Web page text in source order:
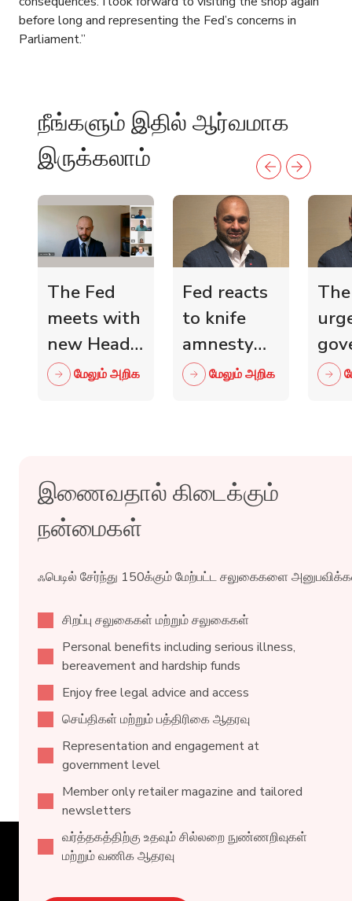
before long and representing the Fed’s concerns in
Parliament.”
நீங்களும் இதில் ஆர்வமாக
இருக்கலாம்
The Fed
meets with
new Head
of Scottish
மேலும் அறிக
Fed reacts
to knife
amnesty
and knife
மேலும் அறிக
இணைவதால் கிடைக்கும்
நன்மைகள்
ஃபெடில் சேர்ந்து 150க்கும் மேற்பட்ட சலுகைகளை
சிறப்பு சலுகைகள் மற்றும் சலுகைகள்
Personal benefits including serious illness,
bereavement and hardship funds
Enjoy free legal advice and access
செய்திகள் மற்றும் பத்திரிகை ஆதரவு
Representation and engagement at
government level
Member only retailer magazine and tailored
newsletters
வர்த்தகத்திற்கு உதவும் சில்லறை நுண்ணறிவுகள்
மற்றும் வணிக ஆதரவு